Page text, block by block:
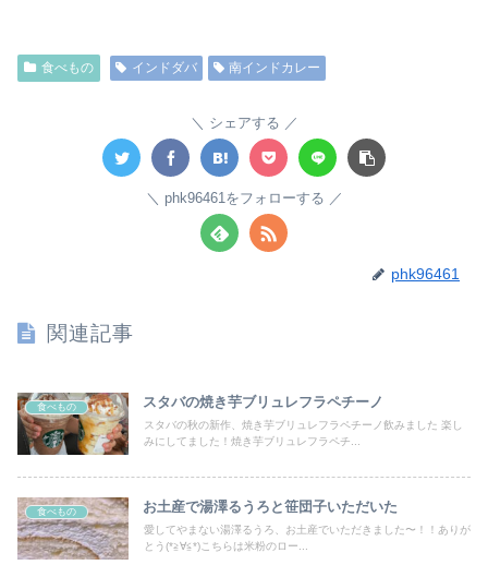
食べもの インドダバ 南インドカレー
シェアする
phk96461をフォローする
phk96461
関連記事
食べもの スタバの焼き芋ブリュレフラペチーノ
スタバの秋の新作、焼き芋ブリュレフラペチーノ飲みました 楽し
みにしてました！焼き芋ブリュレフラペチ...
食べもの お土産で湯澤るうろと笹団子いただいた
愛してやまない湯澤るうろ、お土産でいただきました〜！！ありが
とう(*≧∀≦*)こちらは米粉のロー...